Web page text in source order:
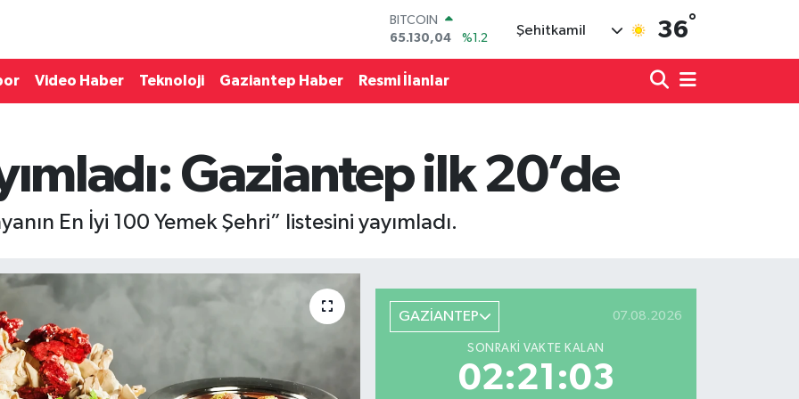
DOLAR
EURO
GRAM ALTIN
6618.49
%2.12
BİST100
Şehitkamil 36°
Video Haber Teknoloji Gaziantep Haber Resmi İlanlar
Gaziantep ilk 20’de
En İyi 100 Yemek Şehri” listesini yayımladı.
GAZİANTEP 07.08.2026
SONRAKI VAKTE KALAN
02:21:02